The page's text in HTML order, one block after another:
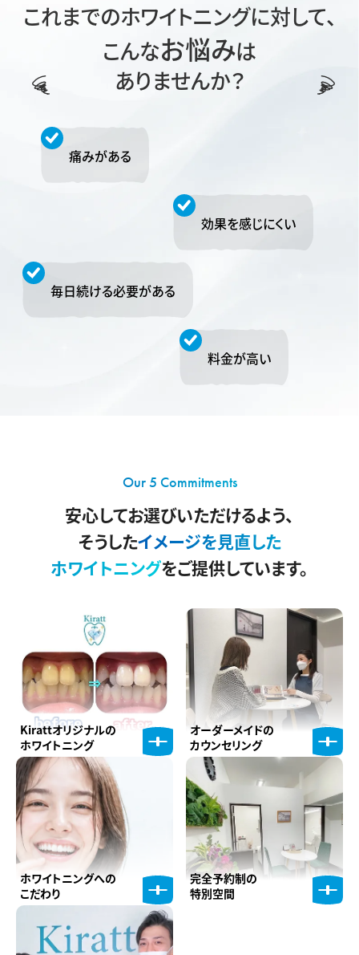
これまでのホワイトニングに対して、
こんなお悩みは
ありませんか？
痛みがある
効果を感じにくい
毎日続ける必要がある
料金が高い
Our 5 Commitments
安心してお選びいただけるよう、
そうしたイメージを見直した
ホワイトニングをご提供しています。
Kirattオリジナルの
ホワイトニング
オーダーメイドの
カウンセリング
ホワイトニングへの
こだわり
完全予約制の
特別空間